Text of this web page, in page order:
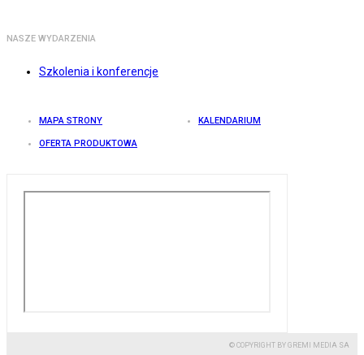
NASZE WYDARZENIA
Szkolenia i konferencje
MAPA STRONY KALENDARIUM
OFERTA PRODUKTOWA
© COPYRIGHT BY GREMI MEDIA SA